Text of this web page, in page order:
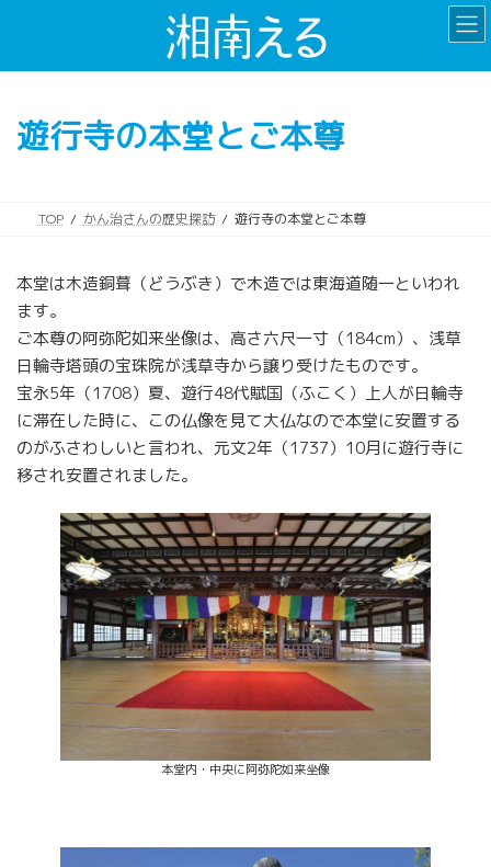
遊行寺の本堂とご本尊
TOP かん治さんの歴史探訪 遊行寺の本堂とご本尊
本堂は木造銅葺（どうぶき）で木造では東海道随一といわれ
ます。
ご本尊の阿弥陀如来坐像は、高さ六尺一寸（184cm）、浅草
日輪寺塔頭の宝珠院が浅草寺から譲り受けたものです。
宝永5年（1708）夏、遊行48代賦国（ふこく）上人が日輪寺
に滞在した時に、この仏像を見て大仏なので本堂に安置する
のがふさわしいと言われ、元文2年（1737）10月に遊行寺に
移され安置されました。
本堂内・中央に阿弥陀如来坐像